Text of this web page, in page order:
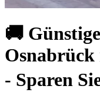
🚚
Osnabrück⁠
- Sparen